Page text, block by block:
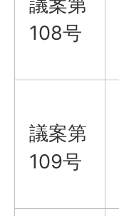
108号
議案​​​​​​​第
109号